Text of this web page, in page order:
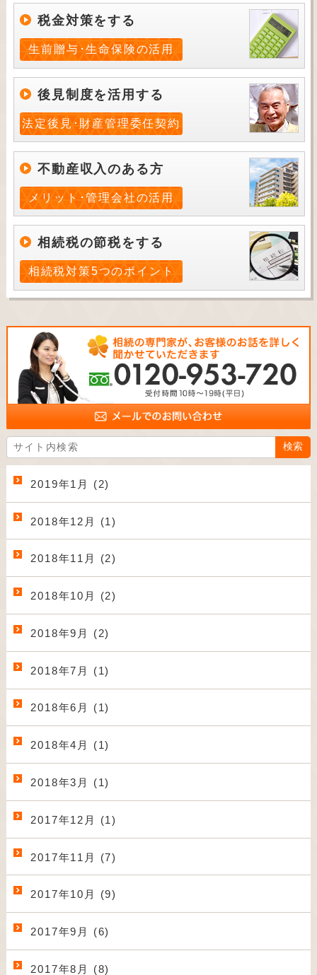
税金対策をする
生前贈与･生命保険の活用
後見制度を活用する
法定後見･財産管理委任契約
不動産収入のある方
メリット･管理会社の活用
相続税の節税をする
相続税対策5つのポイント
2019年1月 (2)
2018年12月 (1)
2018年11月 (2)
2018年10月 (2)
2018年9月 (2)
2018年7月 (1)
2018年6月 (1)
2018年4月 (1)
2018年3月 (1)
2017年12月 (1)
2017年11月 (7)
2017年10月 (9)
2017年9月 (6)
2017年8月 (8)